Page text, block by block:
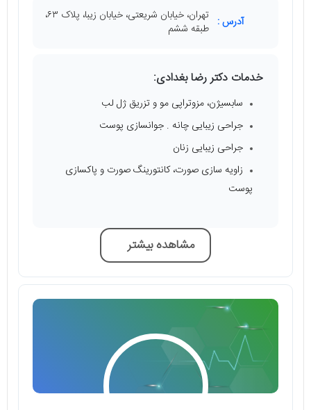
آدرس :
تهران، خیابان شریعتی، خیابان زیبا، پلاک ۶۳،
طبقه ششم
خدمات دکتر رضا بغدادی:
سابسیژن، مزوتراپی مو و تزریق ژل لب
جراحی زیبایی چانه . جوانسازی پوست
جراحی زیبایی زنان
زاویه سازی صورت، کانتورینگ صورت و پاکسازی
پوست
مشاهده بیشتر